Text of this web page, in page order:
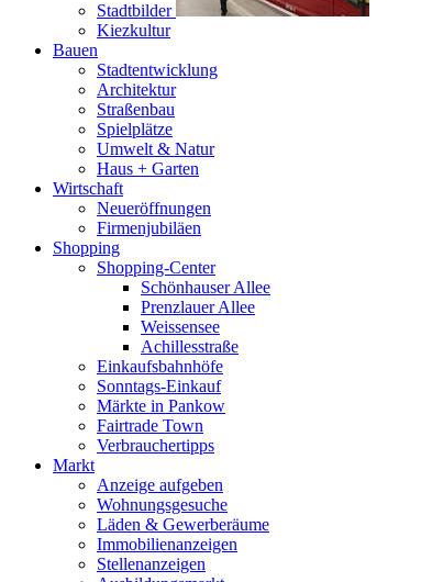
Stadtbilder
Kiezkultur
Bauen
Stadtentwicklung
Architektur
Straßenbau
Spielplätze
Umwelt & Natur
Haus + Garten
Wirtschaft
Neueröffnungen
Firmenjubiläen
Shopping
Shopping-Center
Schönhauser Allee
Prenzlauer Allee
Weissensee
Achillesstraße
Einkaufsbahnhöfe
Sonntags-Einkauf
Märkte in Pankow
Fairtrade Town
Verbrauchertipps
Markt
Anzeige aufgeben
Wohnungsgesuche
Läden & Gewerberäume
Immobilienanzeigen
Stellenanzeigen